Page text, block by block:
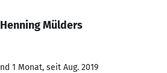
Mülders
1 Monat, seit Aug. 2019